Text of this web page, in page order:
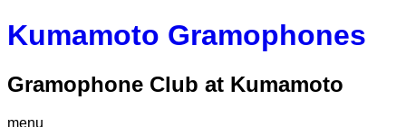
Kumamoto Gramophones
Gramophone Club at Kumamoto
menu